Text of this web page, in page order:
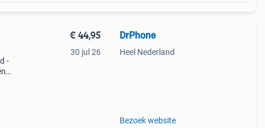
-
€ 44,95
30 jul 26
DrPhone
Heel Nederland
Bezoek website